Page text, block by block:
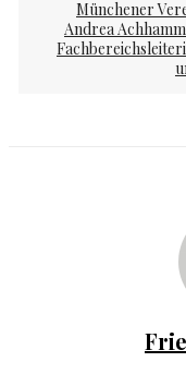
Münchener
Andrea